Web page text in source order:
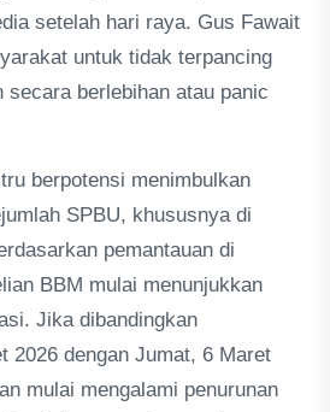
setelah hari raya. Gus Fawait
untuk tidak terpancing
secara berlebihan atau panic
berpotensi menimbulkan
SPBU, khususnya di
pemantauan di
BBM mulai menunjukkan
Jika dibandingkan
2026 dengan Jumat, 6 Maret
mulai mengalami penurunan